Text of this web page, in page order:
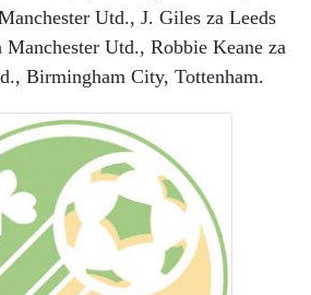
Utd., J. Giles za Leeds
Utd., Robbie Keane za
Birmingham City, Tottenham.